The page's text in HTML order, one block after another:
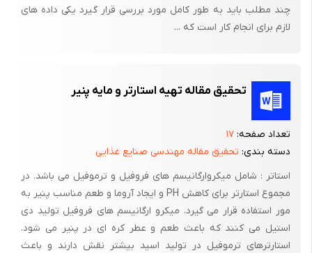
اضافه نمی کنند و تحت نام پنیر چدار سفید یا پنیر ورمونت به فروش
می رسانند. ایالت ویسکانزین در آمریکا، بیشترین میزان تولید پنیر
پنیر چدار با نگهداری طولانی مدت از آن به اصطلاح رسیده تر می شود.
هرچه این نوع پنیر را بیشتر بگذارند بماند، طعم و مزه بهتری پیدا می
کند.
چند مطلب باید به طور کامل مورد بررسی قرار گیرد یکی داده های
لازم برای انجام کار است که ...
تحقیق مقاله تهیه استارتر و مایه پنیر
تعداد صفحه: ۱۷
دسته بندی: تحقیق مقاله مهندسی صنایع غذایی
استاتر : شامل میکروارگانیسم های فروفیل و ترموفیل می باشد. در
مجموع استارتر برای کاهش PH و ایجاد آروما و طعم مناسب پنیر به
مور استفاده قرار می گیرد. میکرو ارگانیسم های فروفیل تولید دی
استیل می کنند که باعث طعم و عطر کره ای در پنیر می شود.
استارترهای ترموفیل در تولید اسید بیشتر نقش دارند و باعث